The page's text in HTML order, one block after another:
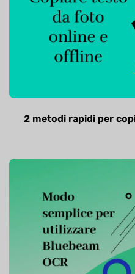
2 metodi rapidi per